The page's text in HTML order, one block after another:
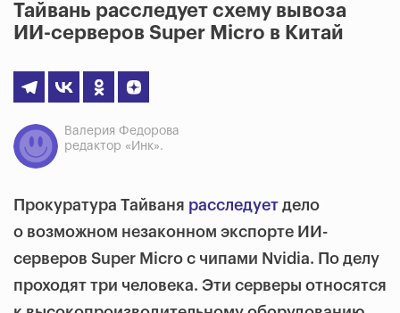
Тайвань расследует схему вывоза
ИИ-серверов Super Micro в Китай
Валерия Федорова
редактор «Инк».
Прокуратура Тайваня расследует дело
о возможном незаконном экспорте ИИ-
серверов Super Micro с чипами Nvidia. По делу
проходят три человека. Эти серверы относятся